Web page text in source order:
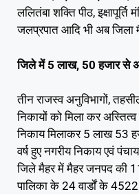
ललितंबा शक्ति पीठ,
जलप्रपात आदि भी अब जिला
जिले में 5 लाख, 50 हजार से
तीन राजस्व अनुविभागों,
निकायों को मिला कर
निकाय मिलाकर 5 लाख 53
वर्ष हुए नगरीय निकाय एवं
जिले मैहर में मैहर जनपद की
पालिका के 24 वार्डों के